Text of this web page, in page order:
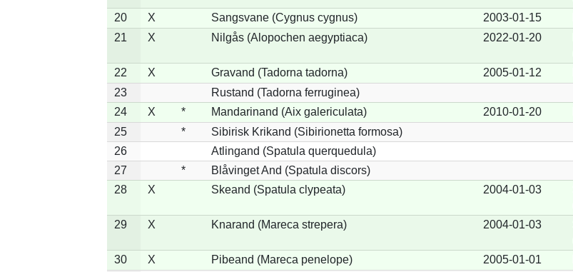
20
X Sangsvane (Cygnus cygnus) 2003-01-15
21
X Nilgås (Alopochen aegyptiaca) 2022-01-20
22
X Gravand (Tadorna tadorna) 2005-01-12
23
Rustand (Tadorna ferruginea)
24
X * Mandarinand (Aix galericulata) 2010-01-20
25
*
Sibirisk Krikand (Sibirionetta formosa)
26
Atlingand (Spatula querquedula)
27
*
Blåvinget And (Spatula discors)
28
X Skeand (Spatula clypeata) 2004-01-03
29
X Knarand (Mareca strepera) 2004-01-03
30
X Pibeand (Mareca penelope) 2005-01-01